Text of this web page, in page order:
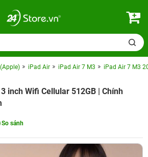
iPad Air iPad Air 7 M3 iPad Air 7 M3
inch Wifi Cellular 512GB | Chính
So sánh